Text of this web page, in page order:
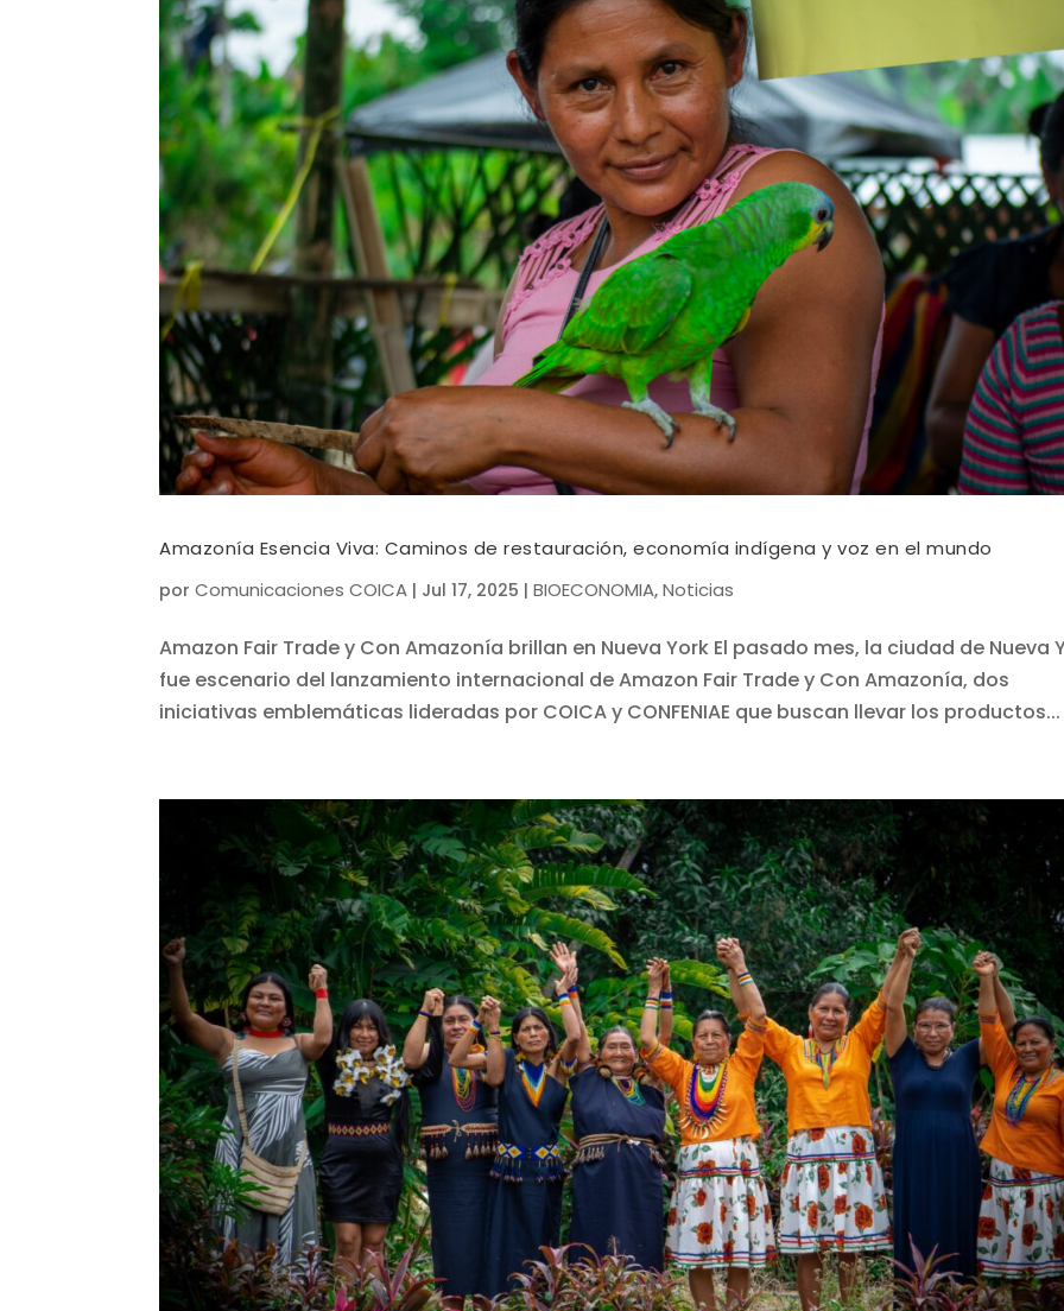
Amazonía Esencia Viva: Caminos de restauración, economía indígena y voz en el mundo
porComunicaciones COICA | Jul 17, 2025 |BIOECONOMIA,Noticias
Amazon Fair Trade y Con Amazonía brillan en Nueva York El pasado mes, la ciudad de Nueva
fue escenario del lanzamiento internacional de Amazon Fair Trade y Con Amazonía, dos
iniciativas emblemáticas lideradas por COICA y CONFENIAE que buscan llevar los productos...